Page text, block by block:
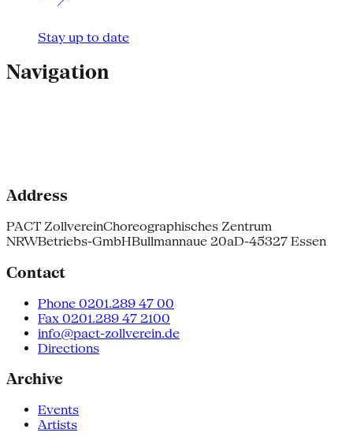
Stay up to date
Navigation
Address
PACT ZollvereinChoreographisches Zentrum
NRWBetriebs-GmbHBullmannaue 20aD-45327 Essen
Contact
Phone 0201.289 47 00
Fax 0201.289 47 2100
info@pact-zollverein.de
Directions
Archive
Events
Artists